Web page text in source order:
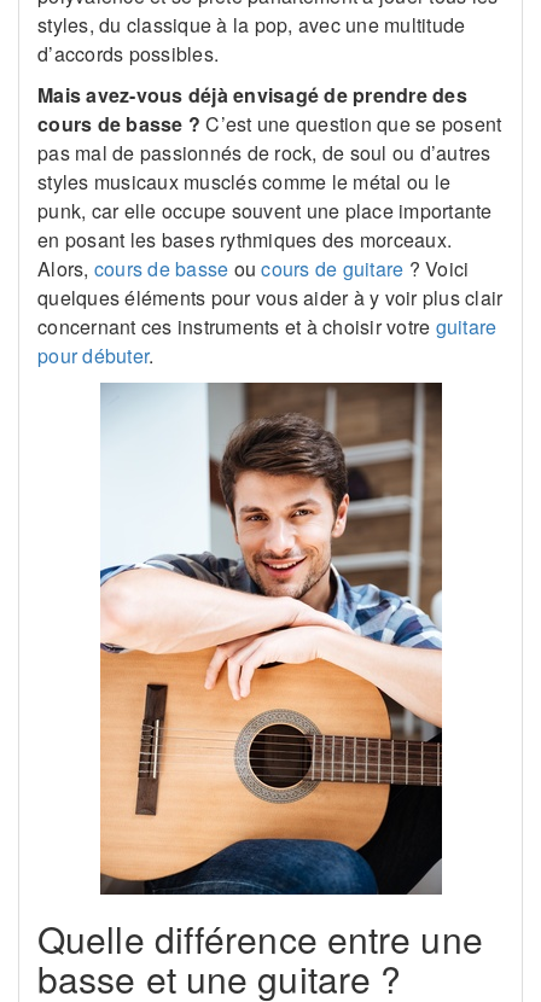
styles, du classique à la pop, avec une multitude
d’accords possibles.
Mais avez-vous déjà envisagé de prendre des
cours de basse ? C’est une question que se posent
pas mal de passionnés de rock, de soul ou d’autres
styles musicaux musclés comme le métal ou le
punk, car elle occupe souvent une place importante
en posant les bases rythmiques des morceaux.
Alors, cours de basse oucours de guitare ? Voici
quelques éléments pour vous aider à y voir plus clair
concernant ces instruments et à choisir votre guitare
pour débuter.
Quelle différence entre une
basse et une guitare ?